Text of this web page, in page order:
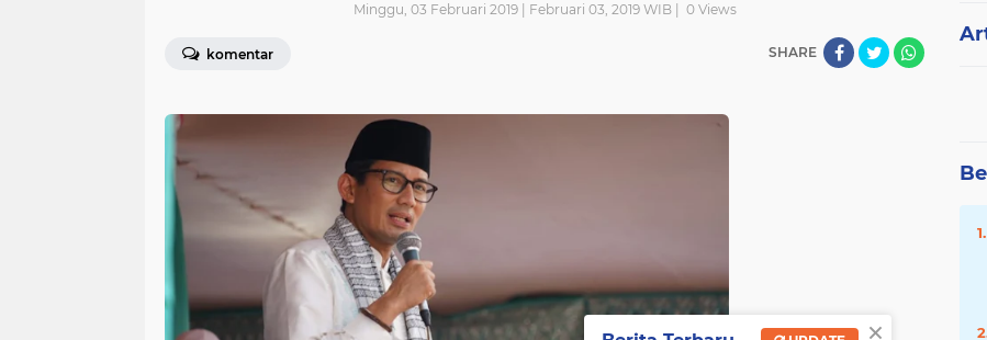
Minggu, 03 Februari 2019 | Februari 03, 2019 WIB | 0Views
komentar SHARE